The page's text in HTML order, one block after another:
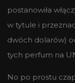
postanowiła
w tytule i
dwóch dolarów)
tych perfum na
No po prostu